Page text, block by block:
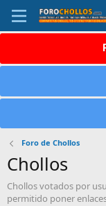
Foro de Chollos
Chollos
Chollos votados por
permitido poner